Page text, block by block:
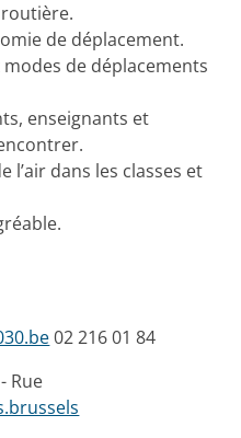
de déplacement.
de déplacements
enseignants et
l’air dans les classes et
02 216 01 84
Rue